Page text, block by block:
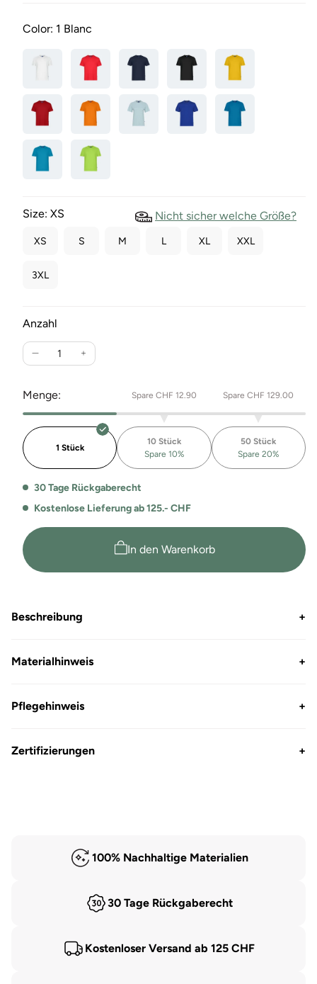
Color: 1 Blanc
Size: XS Nicht sicher welche Größe?
XS S M L XL XXL
3XL
Anzahl
Verringere
Menge
für
2034
Whale
Event
T-
Erhöhe
2034
Whale
Event
Menge: Spare CHF 12.90 Spare CHF 129.00
1 Stück
10 Stück
Spare 10%
50 Stück
Spare 20%
30 Tage Rückgaberecht
Kostenlose Lieferung ab 125.- CHF
In den Warenkorb
Beschreibung +
Materialhinweis +
Pflegehinweis +
Zertifizierungen +
100% Nachhaltige Materialien
30 Tage Rückgaberecht
Kostenloser Versand ab 125 CHF